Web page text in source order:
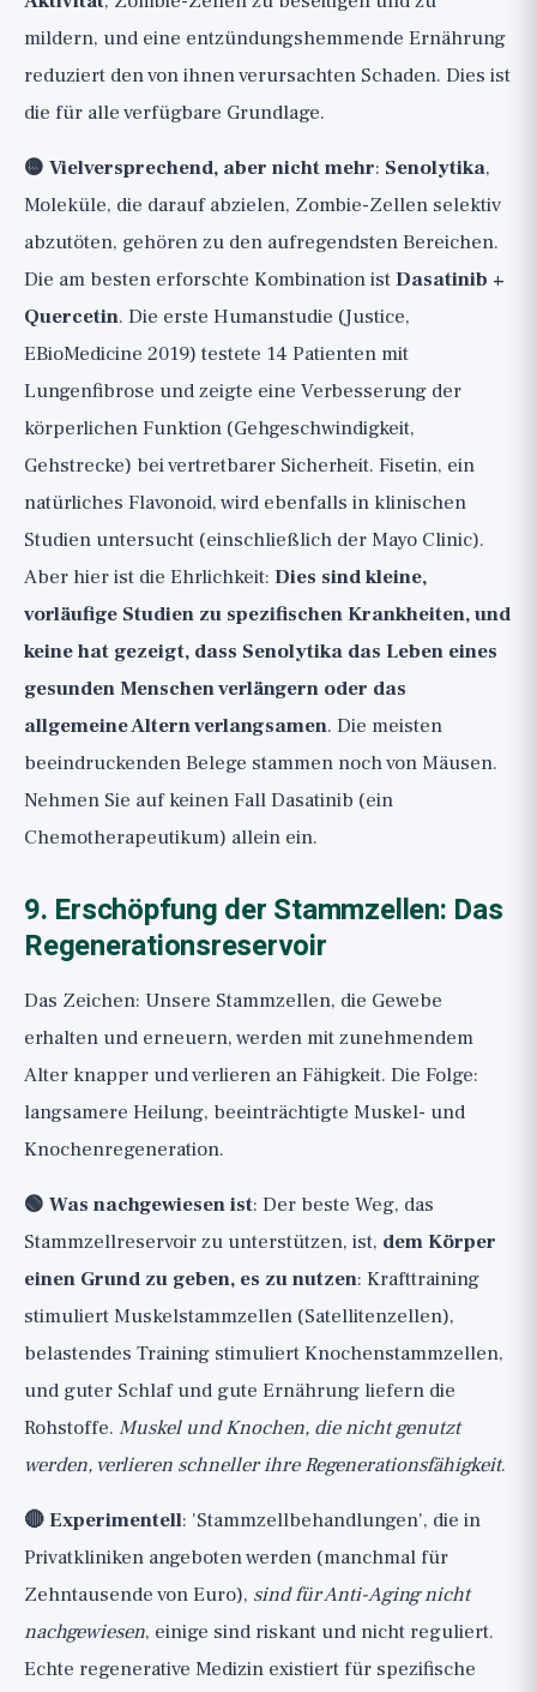
mildern, und eine entzündungshemmende Ernährung
reduziert den von ihnen verursachten Schaden. Dies ist
die für alle verfügbare Grundlage.
🟡 Vielversprechend, aber nicht mehr: Senolytika,
Moleküle, die darauf abzielen, Zombie-Zellen selektiv
abzutöten, gehören zu den aufregendsten Bereichen.
Die am besten erforschte Kombination istDasatinib +
Quercetin. Die erste Humanstudie (Justice,
EBioMedicine 2019) testete 14 Patienten mit
Lungenfibrose und zeigte eine Verbesserung der
körperlichen Funktion (Gehgeschwindigkeit,
Gehstrecke) bei vertretbarer Sicherheit. Fisetin, ein
natürliches Flavonoid, wird ebenfalls in klinischen
Studien untersucht (einschließlich der Mayo Clinic).
Aber hier ist die Ehrlichkeit: Dies sind kleine,
vorläufige Studien zu spezifischen Krankheiten, und
keine hat gezeigt, dass Senolytika das Leben eines
gesunden Menschen verlängern oder das
allgemeine Altern verlangsamen. Die meisten
beeindruckenden Belege stammen noch von Mäusen.
Nehmen Sie auf keinen Fall Dasatinib (ein
Chemotherapeutikum) allein ein.
9. Erschöpfung der Stammzellen: Das
Regenerationsreservoir
Das Zeichen: Unsere Stammzellen, die Gewebe
erhalten und erneuern, werden mit zunehmendem
Alter knapper und verlieren an Fähigkeit. Die Folge:
langsamere Heilung, beeinträchtigte Muskel- und
Knochenregeneration.
🟢 Was nachgewiesen ist: Der beste Weg, das
Stammzellreservoir zu unterstützen, ist, dem Körper
einen Grund zu geben, es zu nutzen: Krafttraining
stimuliert Muskelstammzellen (Satellitenzellen),
belastendes Training stimuliert Knochenstammzellen,
und guter Schlaf und gute Ernährung liefern die
Rohstoffe. Muskel und Knochen, die nicht genutzt
werden, verlieren schneller ihre Regenerationsfähigkeit.
🔴 Experimentell: 'Stammzellbehandlungen', die in
Privatkliniken angeboten werden (manchmal für
Zehntausende von Euro), sind für Anti-Aging nicht
nachgewiesen, einige sind riskant und nicht reguliert.
Echte regenerative Medizin existiert für spezifische